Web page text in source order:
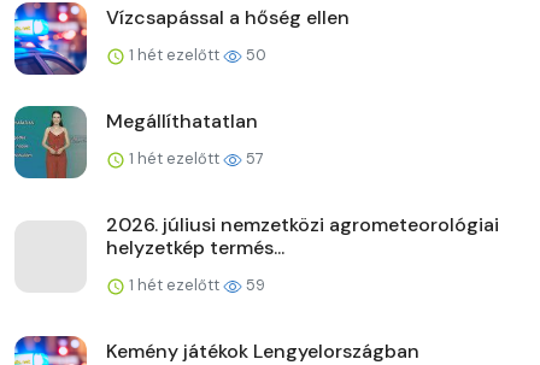
Vízcsapással a hőség ellen
1 hét ezelőtt 50
Megállíthatatlan
1 hét ezelőtt 57
2026. júliusi nemzetközi agrometeorológiai
helyzetkép termés...
1 hét ezelőtt 59
Kemény játékok Lengyelországban